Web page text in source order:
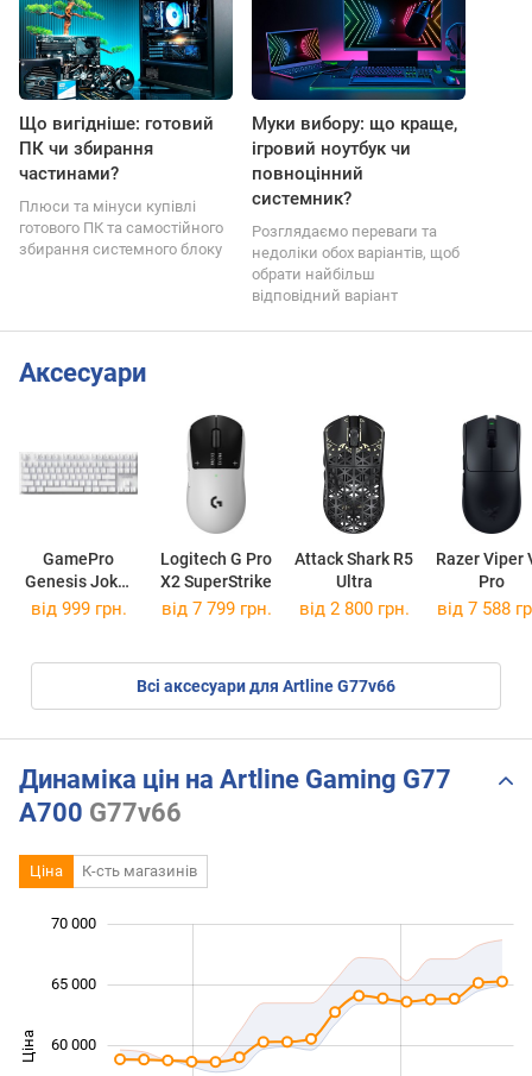
Що вигідніше: готовий
ПК чи збирання
частинами?
Плюси та мінуси купівлі
готового ПК та самостійного
збирання системного блоку
Муки вибору: що краще,
ігровий ноутбук чи
повноцінний
системник?
Розглядаємо переваги та
недоліки обох варіантів, щоб
обрати найбільш
відповідний варіант
Аксесуари
GamePro
Genesis Joker
MK124
Logitech G Pro
X2 SuperStrike
Attack Shark R5
Ultra
Razer Viper
Pro
від 999 грн. від 7 799 грн. від 2 800 грн. від 7 588
Всі аксесуари для Artline G77v66
Динаміка цін на Artline Gaming G77
A700 G77v66
Ціна К-сть магазинів
Ціна 50 000
60 000
65 000
70 000